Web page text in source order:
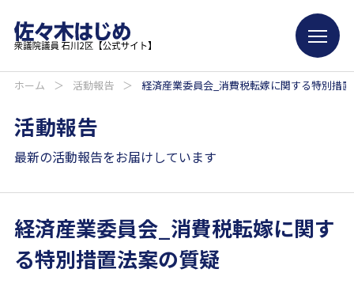
ホーム ＞ 活動報告 ＞ 経済産業委員会_消費税転嫁に関する特別措
活動報告
最新の活動報告をお届けしています
経済産業委員会_消費税転嫁に関す
る特別措置法案の質疑